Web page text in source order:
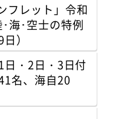
フレット」令和
海･空士の特例
）
・2日・3日付
名、海自20